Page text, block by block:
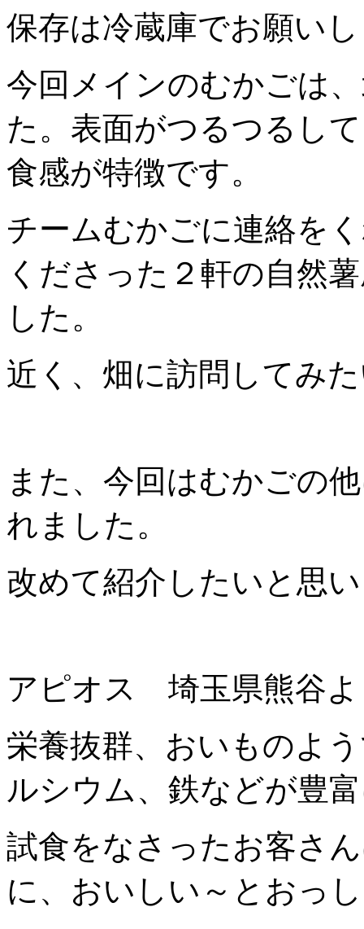
保存は冷蔵庫でお願い
今回メインのむかごは
た。表面がつるつるし
食感が特徴です。
チームむかごに連絡を
くださった２軒の自然
した。
近く、畑に訪問してみ
また、今回はむかごの
れました。
改めて紹介したいと思
アピオス 埼玉県熊谷
栄養抜群、おいものよ
ルシウム、鉄などが豊
試食をなさったお客さ
に、おいしい～とおっ